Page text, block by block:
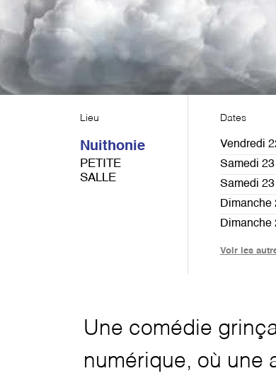
Lieu
Nuithonie
PETITE
SALLE
Dates
Vendredi
Samedi
Samedi
Dimanche
Dimanche
Dimanche
Voir les
Une comédie
numérique, où une